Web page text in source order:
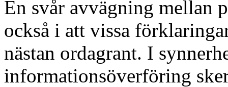
En svår avvägning mellan
också i att vissa
nästan ordagrant. I
informationsöverföring